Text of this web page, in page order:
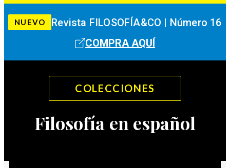
NUEVO
Revista FILOSOFÍA&CO | Número 16
COMPRA AQUÍ
COLECCIONES
Filosofía en español